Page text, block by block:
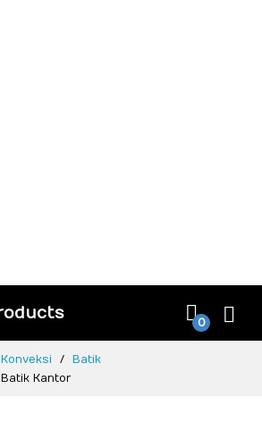
0
Konveksi
Batik
Kantor